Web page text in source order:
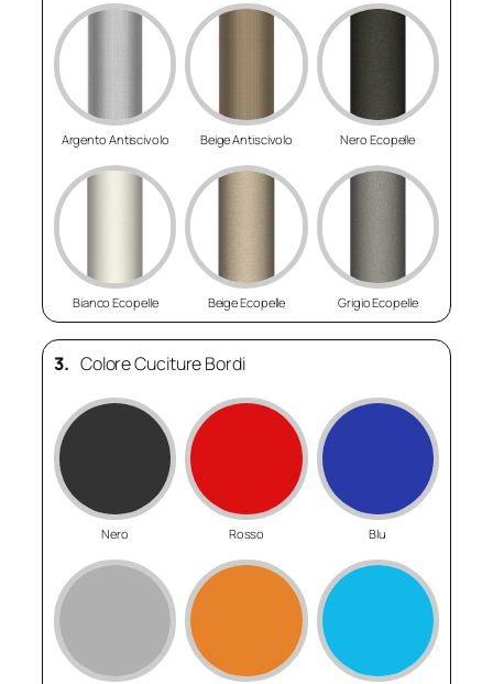
Argento Antiscivolo Beige Antiscivolo Nero Ecopelle
Bianco Ecopelle Beige Ecopelle Grigio Ecopelle
3. Colore Cuciture Bordi
Nero Rosso Blu